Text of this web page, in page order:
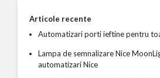
Articole recente
Automatizari porti ieftine pentru
Lampa de semnalizare Nice
automatizari Nice